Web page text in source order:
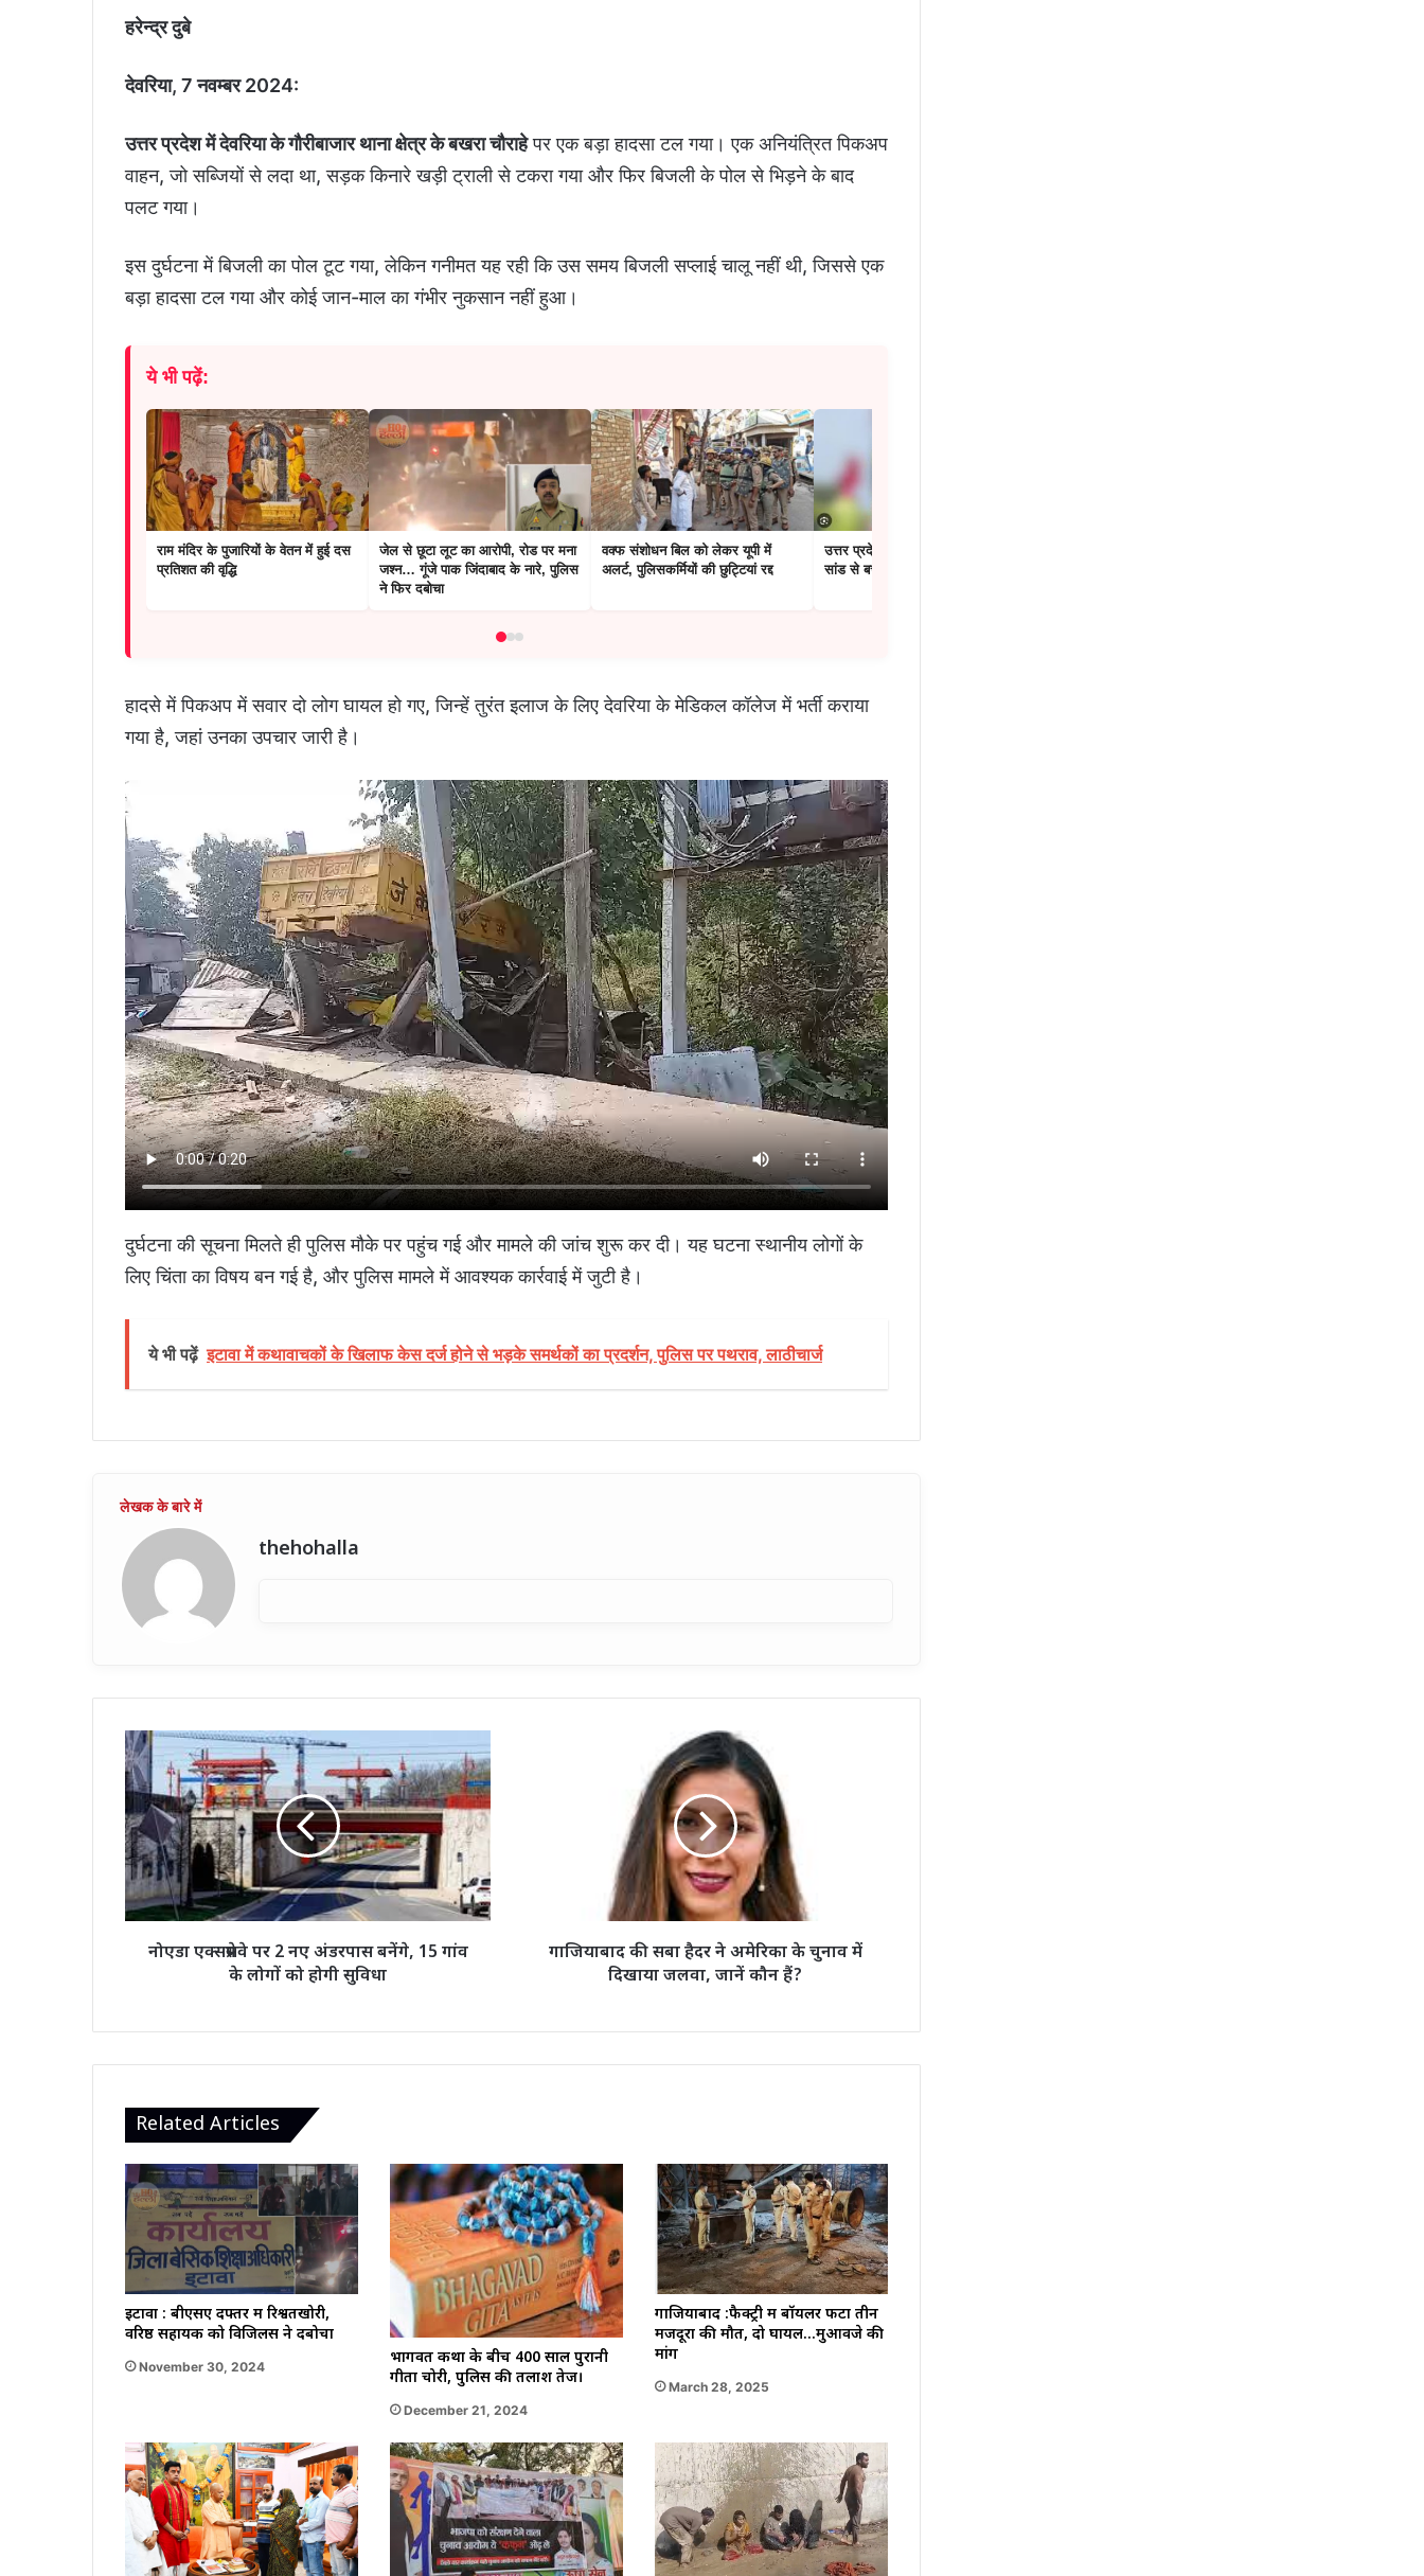
हरेन्द्र दुबे
देवरिया, 7 नवम्बर 2024:
उत्तर प्रदेश में देवरिया के गौरीबाजार थाना क्षेत्र के बखरा चौराहेपर एक बड़ा हादसा टल गया। एक अनियंत्रित पिकअप
वाहन, जो सब्जियों से लदा था, सड़क किनारे खड़ी ट्राली से टकरा गया और फिर बिजली के पोल से भिड़ने के बाद
पलट गया।
इस दुर्घटना में बिजली का पोल टूट गया, लेकिन गनीमत यह रही कि उस समय बिजली सप्लाई चालू नहीं थी, जिससे एक
बड़ा हादसा टल गया और कोई जान-माल का गंभीर नुकसान नहीं हुआ।
ये भी पढ़ें:
राम मंदिर के पुजारियों के वेतन में हुई दस
प्रतिशत की वृद्धि
जेल से छूटा लूट का आरोपी, रोड पर मना
जश्न… गूंजे पाक जिंदाबाद के नारे, पुलिस
ने फिर दबोचा
वक्फ संशोधन बिल को लेकर यूपी में
अलर्ट, पुलिसकर्मियों की छुट्टियां रद्द
उत्तर प्रदेश: जलाने से पहले रावण को
सांड से बचाना हुआ मुश्किल
हादसे में पिकअप में सवार दो लोग घायल हो गए, जिन्हें तुरंत इलाज के लिए देवरिया के मेडिकल कॉलेज में भर्ती कराया
गया है, जहां उनका उपचार जारी है।
दुर्घटना की सूचना मिलते ही पुलिस मौके पर पहुंच गई और मामले की जांच शुरू कर दी। यह घटना स्थानीय लोगों के
लिए चिंता का विषय बन गई है, और पुलिस मामले में आवश्यक कार्रवाई में जुटी है।
ये भी पढ़ें इटावा में कथावाचकों के खिलाफ केस दर्ज होने से भड़के समर्थकों का प्रदर्शन, पुलिस पर पथराव, लाठीचार्ज
thehohalla
नोएडा
एक्सप्रेसवे
पर
2
नए
अंडरपास
बनेंगे,
15
गांव
सुविधा
नोएडा एक्सप्रेसवे पर 2 नए अंडरपास बनेंगे, 15 गांव
के लोगों को होगी सुविधा
जलवा,
हैं?
गाजियाबाद की सबा हैदर ने अमेरिका के चुनाव में
दिखाया जलवा, जानें कौन हैं?
Related Articles
इटावा : बीएसए दफ्तर में रिश्वतखोरी,
वरिष्ठ सहायक को विजिलेंस ने दबोचा
November 30, 2024
भागवत कथा के बीच 400 साल पुरानी
गीता चोरी, पुलिस की तलाश तेज।
December 21, 2024
गाजियाबाद :फैक्ट्री में बॉयलर फटा तीन
मजदूरों की मौत, दो घायल…मुआवजे की
मांग
March 28, 2025